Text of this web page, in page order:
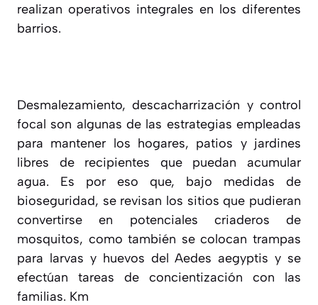
realizan operativos integrales en los diferentes
barrios.
Desmalezamiento, descacharrización y control
focal son algunas de las estrategias empleadas
para mantener los hogares, patios y jardines
libres de recipientes que puedan acumular
agua. Es por eso que, bajo medidas de
bioseguridad, se revisan los sitios que pudieran
convertirse en potenciales criaderos de
mosquitos, como también se colocan trampas
para larvas y huevos del Aedes aegyptis y se
efectúan tareas de concientización con las
familias. Km